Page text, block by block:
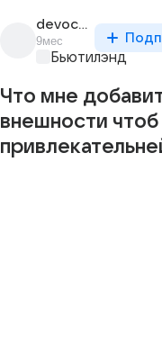
devochka_xaxa
9мес
Бьютилэнд
Что мне
внешности чтоб